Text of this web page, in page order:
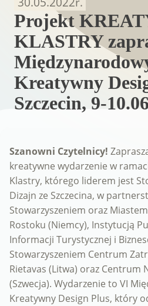
Projekt
KLASTRY
Kreatywny
Szczecin, 9-
Szanowni Czytelnicy!
kreatywne wydarzenie w
Klastry, którego liderem jest
Dizajn ze Szczecina, w
Stowarzyszeniem oraz
Rostoku (Niemcy), Instytucją
Informacji Turystycznej i
Stowarzyszeniem Centrum
Rietavas (Litwa) oraz Centrum
(Szwecja). Wydarzenie to VI
Kreatywny Design Plus, który